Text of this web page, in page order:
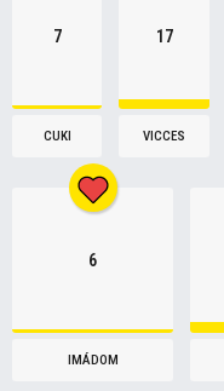
7
CUKI
17
VICCES
6
IMÁDOM